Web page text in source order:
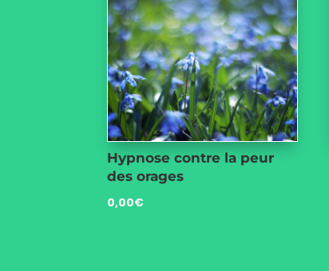
Hypnose contre la peur
des orages
0,00€